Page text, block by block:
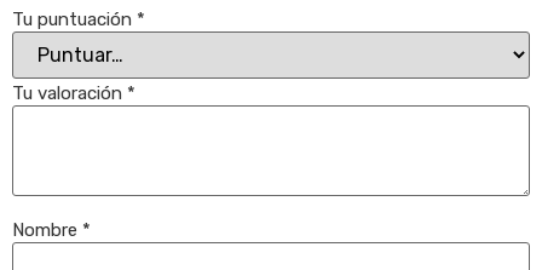
Tu puntuación *
Tu valoración *
Nombre *